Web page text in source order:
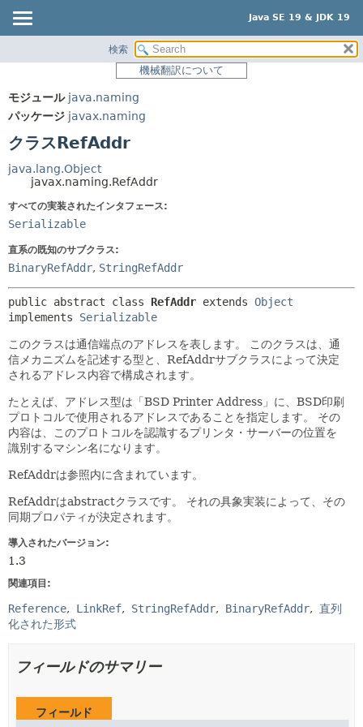
Java SE 19 & JDK 19
パッケージ
使用
ツリー
プレビュー
新規
非推奨
ヘルプ
サマリー:
ネスト済
検索
機械翻訳について
モジュール java.naming
パッケージ javax.naming
クラスRefAddr
java.lang.Object
javax.naming.RefAddr
すべての実装されたインタフェース:
Serializable
直系の既知のサブクラス:
BinaryRefAddr, StringRefAddr
public abstract class RefAddr extends Object
implements Serializable
このクラスは通信端点のアドレスを表します。
このクラスは、通
信メカニズムを記述する型と、RefAddrサブクラスによって決定
されるアドレス内容で構成されます。
たとえば、アドレス型は「BSD Printer Address」に、BSD印刷
プロトコルで使用されるアドレスであることを指定します。
その
内容は、このプロトコルを認識するプリンタ・サーバーの位置を
識別するマシン名になります。
RefAddrは参照内に含まれています。
RefAddrはabstractクラスです。
それの具象実装によって、その
同期プロパティが決定されます。
導入されたバージョン:
1.3
関連項目:
Reference LinkRef StringRefAddr BinaryRefAddr
直列
化された形式
フィールドのサマリー
フィールド